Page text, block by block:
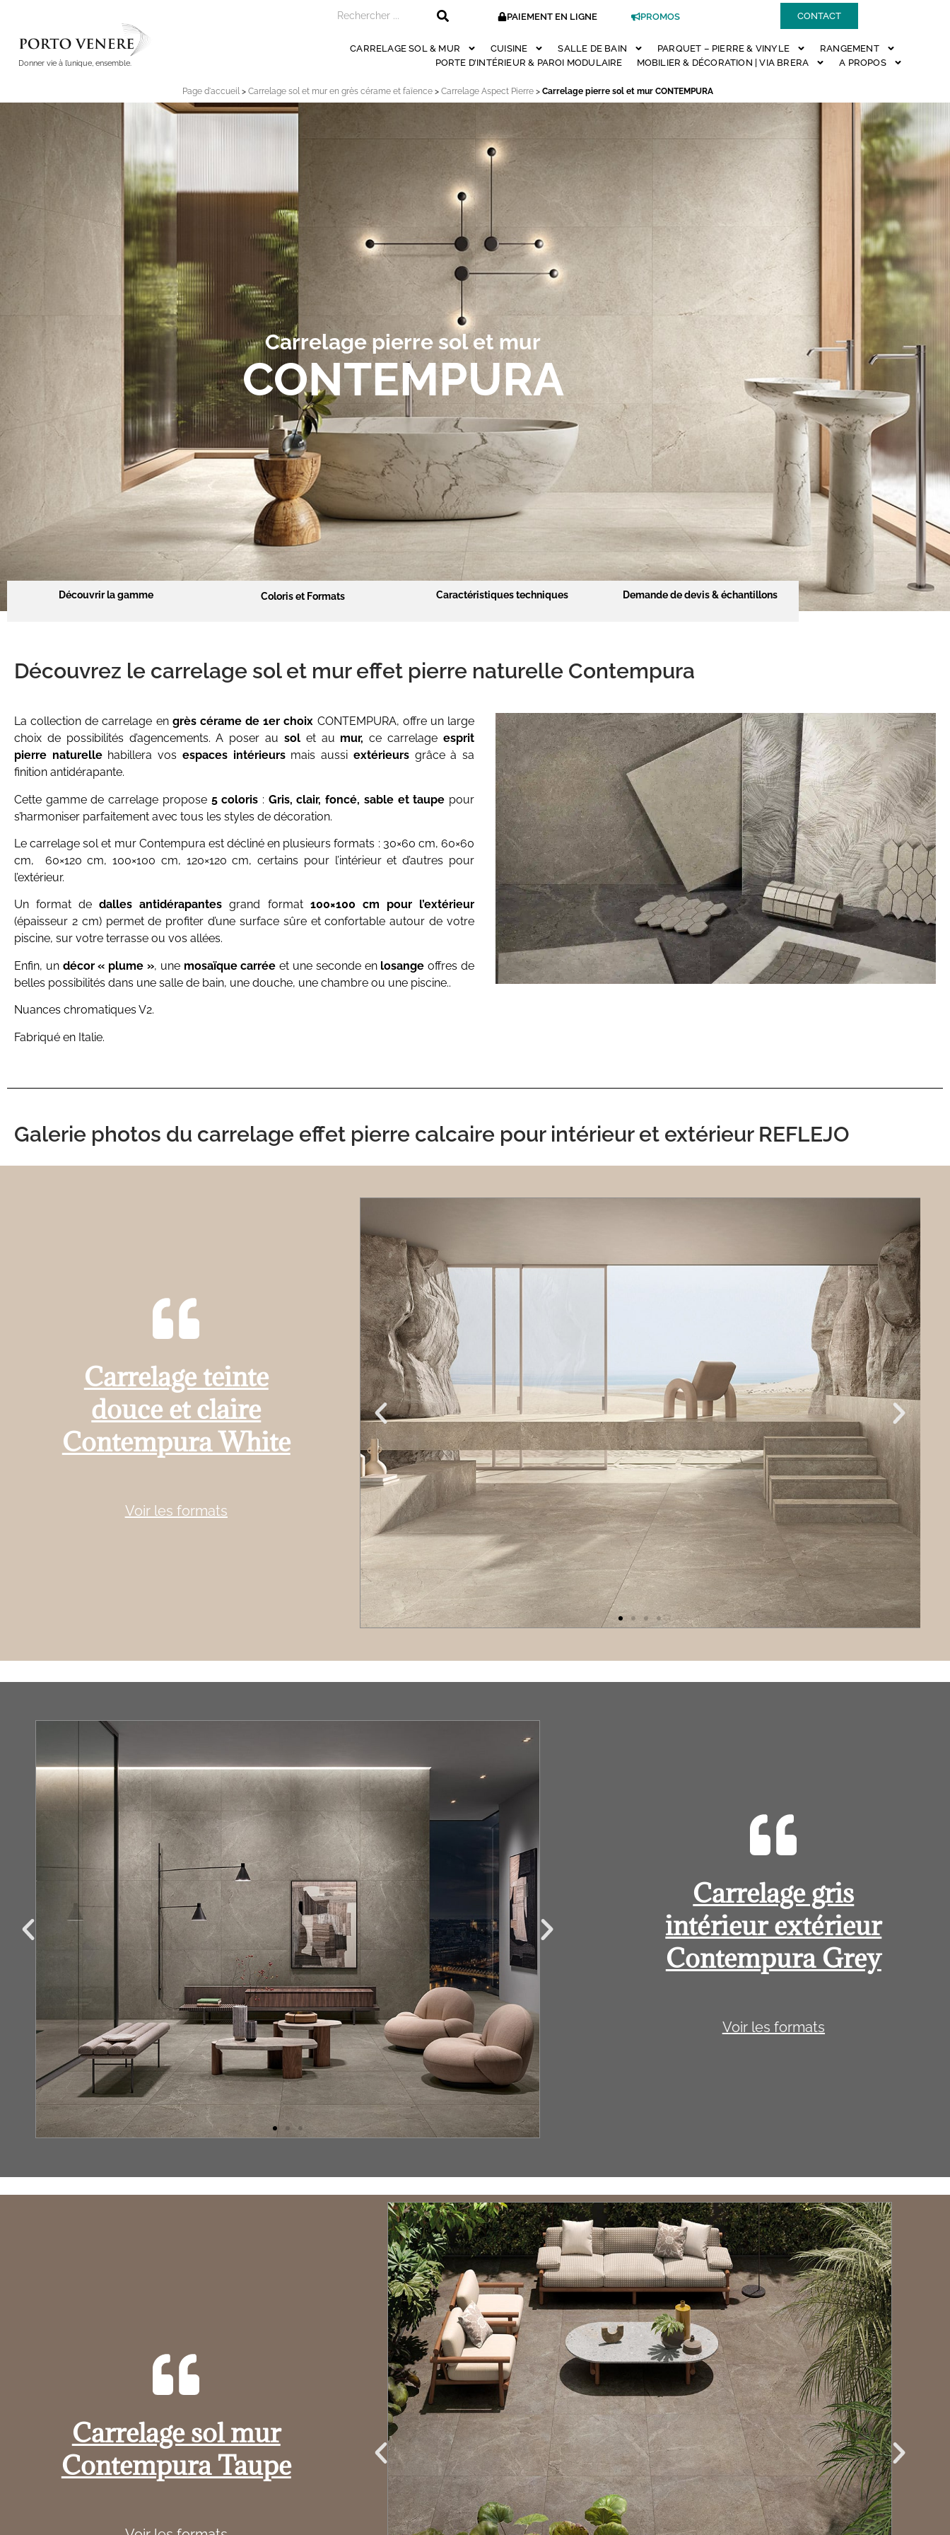
Donner vie à l’unique, ensemble.
PAIEMENT EN LIGNE PROMOS CONTACT
CARRELAGE SOL & MUR CUISINE SALLE DE BAIN PARQUET – PIERRE & VINYLE
RANGEMENT
PORTE D’INTÉRIEUR & PAROI MODULAIRE
MOBILIER & DÉCORATION | VIA BRERA A PROPOS
Page d'accueil >Carrelage sol et mur en grès cérame et faïence >Carrelage Aspect Pierre >Carrelage pierre sol et mur CONTEMPURA
Carrelage pierre sol et mur
CONTEMPURA
Découvrir la gamme Coloris et Formats Caractéristiques techniques Demande de devis & échantillons
Découvrez le carrelage sol et mur effet pierre naturelle Contempura
La collection de carrelage en grès cérame de 1er choix CONTEMPURA, offre un large
choix de possibilités d’agencements. A poser au sol et au mur,ce carrelage esprit
pierre naturellehabillera vos espaces intérieursmais aussi extérieursgrâce à sa
finition antidérapante.
Cette gamme de carrelage propose 5 coloris : Gris, clair, foncé, sable et taupe pour
s’harmoniser parfaitement avec tous les styles de décoration.
Le carrelage sol et mur Contempura est décliné en plusieursformats : 30×60 cm, 60×60
cm, 60×120 cm, 100×100 cm, 120×120 cm, certains pour l’intérieur et d’autres pour
l’extérieur.
Un format dedalles antidérapantesgrand format 100×100 cm pour l’extérieur
(épaisseur 2 cm) permet de profiter d’une surface sûre et confortable autour de votre
piscine, sur votre terrasse ou vos allées.
Enfin, un décor « plume », une mosaïque carrée et une seconde en losange offres de
belles possibilités dans une salle de bain, une douche, une chambre ou une piscine..
Nuances chromatiques V2.
Fabriqué en Italie.
Galerie photos du carrelage effet pierre calcaire pour intérieur et extérieur REFLEJO
Carrelage teinte
douce et claire
Contempura White
Voir les formats
Carrelage gris
intérieur extérieur
Contempura Grey
Voir les formats
Carrelage sol mur
Contempura Taupe